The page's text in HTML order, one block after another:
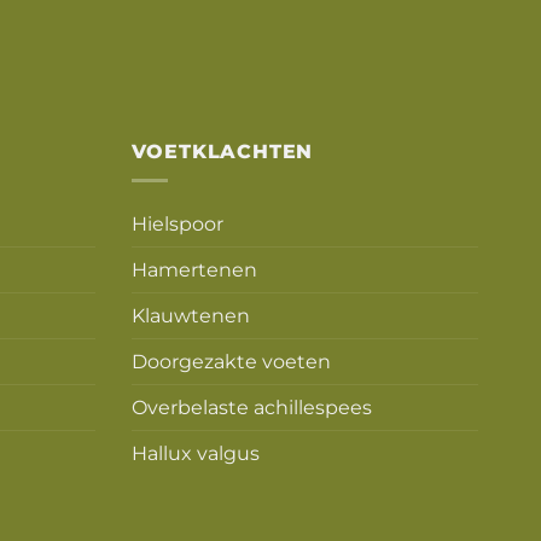
VOETKLACHTEN
Hielspoor
Hamertenen
Klauwtenen
Doorgezakte voeten
Overbelaste achillespees
Hallux valgus